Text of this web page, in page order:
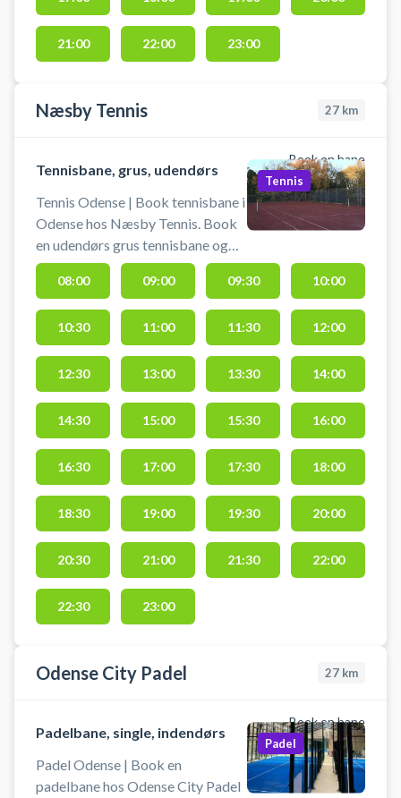
ved Odense SØ, og du finder gratis
parkering lige ved padelbanen.
21:00 22:00 23:00
Næsby Tennis 27 km
Book en bane
Tennisbane, grus, udendørs
Tennis Odense | Book tennisbane i
Odense hos Næsby Tennis. Book
en udendørs grus tennisbane og
spil tennis i Odense ved Næsby
Tennis. Gratis parkering, ved
booking af tennisbane hos Næsby
Tennis i Odense. Hos
tennisklubben i Næsby er der
foruden grus tennisbanerne også
et klubhus, hvor der findes brugte
bolde og tennis ketchere, som kan
lånes gratis ved booking af
tennisbanerne. Refundering sker
ved regn/våde bane.
Tennis
08:00 09:00 09:30 10:00
10:30 11:00 11:30 12:00
12:30 13:00 13:30 14:00
14:30 15:00 15:30 16:00
16:30 17:00 17:30 18:00
18:30 19:00 19:30 20:00
20:30 21:00 21:30 22:00
22:30 23:00
Odense City Padel 27 km
Book en bane
Padelbane, single, indendørs
Padel Odense | Book en
padelbane hos Odense City Padel
Padel